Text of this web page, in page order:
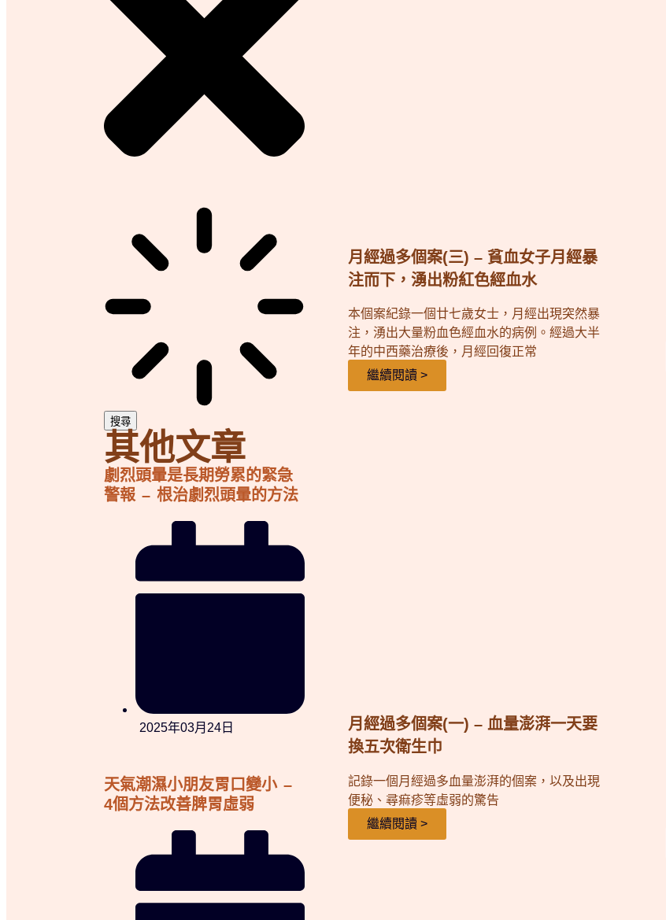
搜尋
其他文章
劇烈頭暈是長期勞累的緊急
警報 – 根治劇烈頭暈的方法
2025年03月24日
天氣潮濕小朋友胃口變小 –
4個方法改善脾胃虛弱
月經過多個案(三) – 貧血女子月經暴
注而下，湧出粉紅色經血水
本個案紀錄一個廿七歲女士，月經出現突然暴
注，湧出大量粉血色經血水的病例。經過大半
年的中西藥治療後，月經回復正常
繼續閱讀 >
月經過多個案(一) – 血量澎湃一天要
換五次衛生巾
記錄一個月經過多血量澎湃的個案，以及出現
便秘、尋痲疹等虛弱的驚告
繼續閱讀 >